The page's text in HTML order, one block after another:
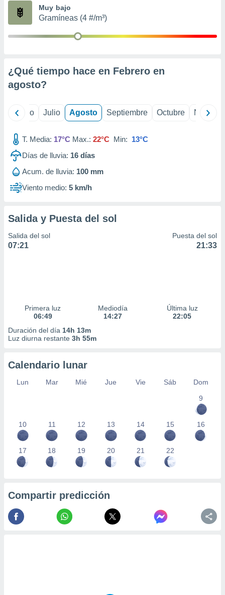
publicidad
1199
Muy bajo
Gramíneas (4 #/m³)
¿Qué tiempo hace en Febrero en
agosto?
Junio Julio Agosto Septiembre Octubre
T. Media: 17°C Max.: 22°C Min: 13°C
Días de lluvia: 16 días
Acum. de lluvia: 100 mm
Viento medio: 5 km/h
Salida y Puesta del sol
Salida del sol
07:21
Puesta del sol
21:33
Primera luz
06:49
Mediodía
14:27
Última luz
22:05
Duración del día 14h 13m
Luz diurna restante 3h 55m
Calendario lunar
Lun Mar Mié Jue Vie Sáb
Dom
9
10 11 12 13 14 15 16
17 18 19 20 21 22
Compartir predicción